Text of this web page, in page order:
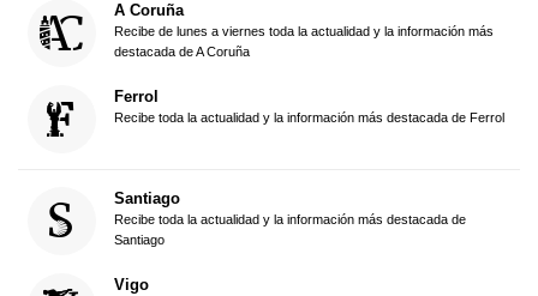
A Coruña
Recibe de lunes a viernes toda la actualidad y la información más
destacada de A Coruña
Ferrol
Recibe toda la actualidad y la información más destacada de Ferrol
Santiago
Recibe toda la actualidad y la información más destacada de
Santiago
Vigo